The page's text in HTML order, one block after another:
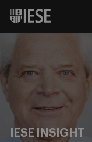
IESE INSIGHT